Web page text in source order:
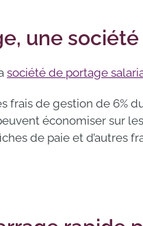
une
société de portage
frais de gestion de 6%
économiser sur
de paie et d’autres